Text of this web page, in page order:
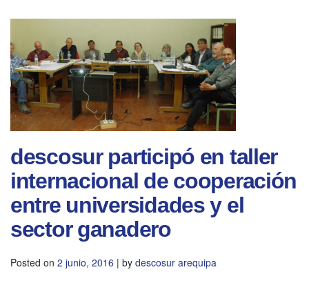
descosur participó en taller
internacional de cooperación
entre universidades y el
sector ganadero
Posted on 2 junio, 2016 | by descosur arequipa